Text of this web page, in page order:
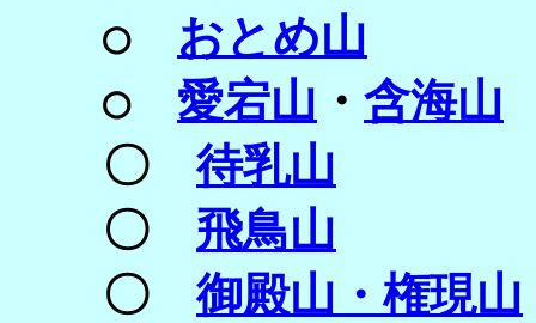
○ おとめ山
○ 愛宕山 ・ 含海山
〇待乳山
〇 飛鳥山
〇御殿山・権現山